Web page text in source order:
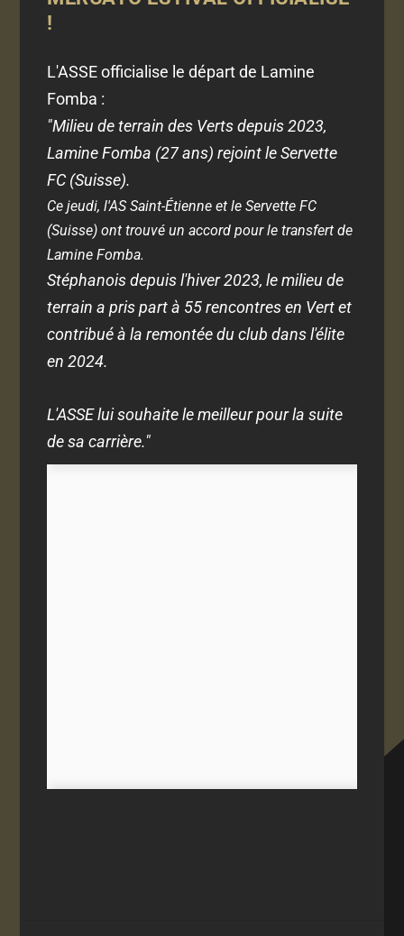
!
L'ASSE officialise le départ de Lamine
Fomba :
"Milieu de terrain des Verts depuis 2023,
Lamine Fomba (27 ans) rejoint le Servette
FC (Suisse).
Ce jeudi, l'AS Saint-Étienne et le Servette FC
(Suisse) ont trouvé un accord pour le transfert de
Lamine Fomba.
Stéphanois depuis l'hiver 2023, le milieu de
terrain a pris part à 55 rencontres en Vert et
contribué à la remontée du club dans l'élite
en 2024.
L'ASSE lui souhaite le meilleur pour la suite
de sa carrière."